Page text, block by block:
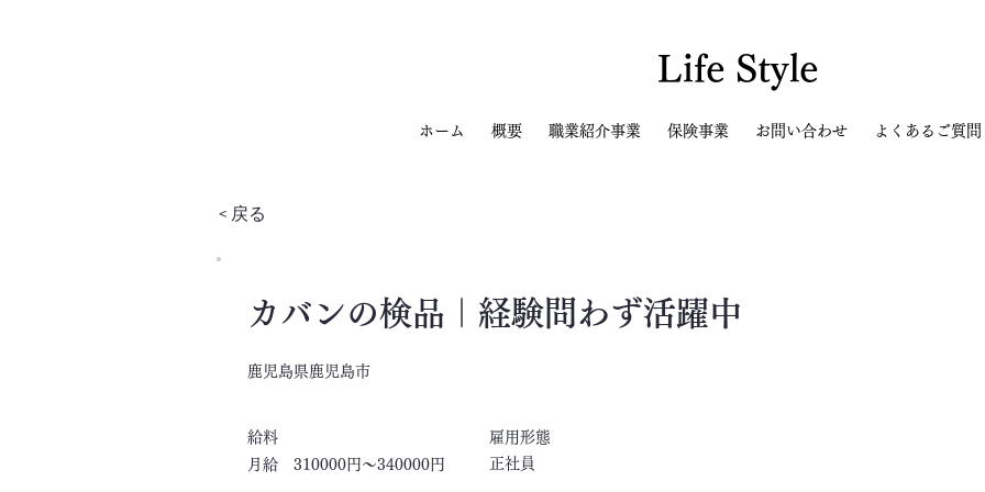
Life Style
ホーム 概要 職業紹介事業 保険事業 お問い合わせ よくあるご質問
< 戻る
カバンの検品｜経験問わず活躍中
鹿児島県鹿児島市
​給料
​雇用形態
月給 310000円～340000円
正社員